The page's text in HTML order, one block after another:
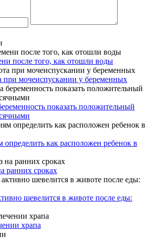
после того, как отошли воды
при мочеиспускании у беременных
показать положительный
как расположен ребенок в
ранних сроках
шевелится в животе после еды:
храпа